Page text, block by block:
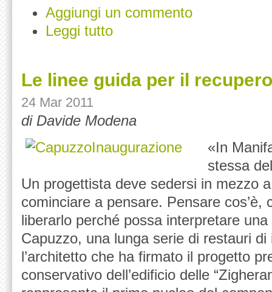
Aggiungi un commento
Leggi tutto
Le linee guida per il
24 Mar 2011
di Davide Modena
«In
stessa
Un progettista deve sedersi in mezzo
cominciare a pensare. Pensare cos’è,
liberarlo perché possa interpretare
Capuzzo, una lunga serie di restauri
l’architetto che ha firmato il progetto
conservativo dell’edificio delle